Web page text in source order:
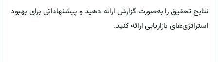
نتایج تحقیق را به‌صورت گزارش ارائه دهید و پیشنهاداتی برای بهبود
استراتژی‌های بازاریابی ارائه کنید.